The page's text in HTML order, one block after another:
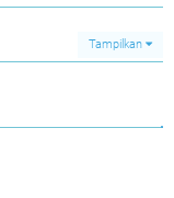
Tampilkan